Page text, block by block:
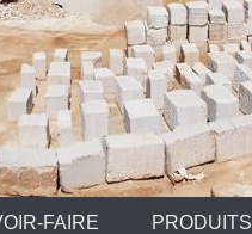
FAIRE PRODUITS